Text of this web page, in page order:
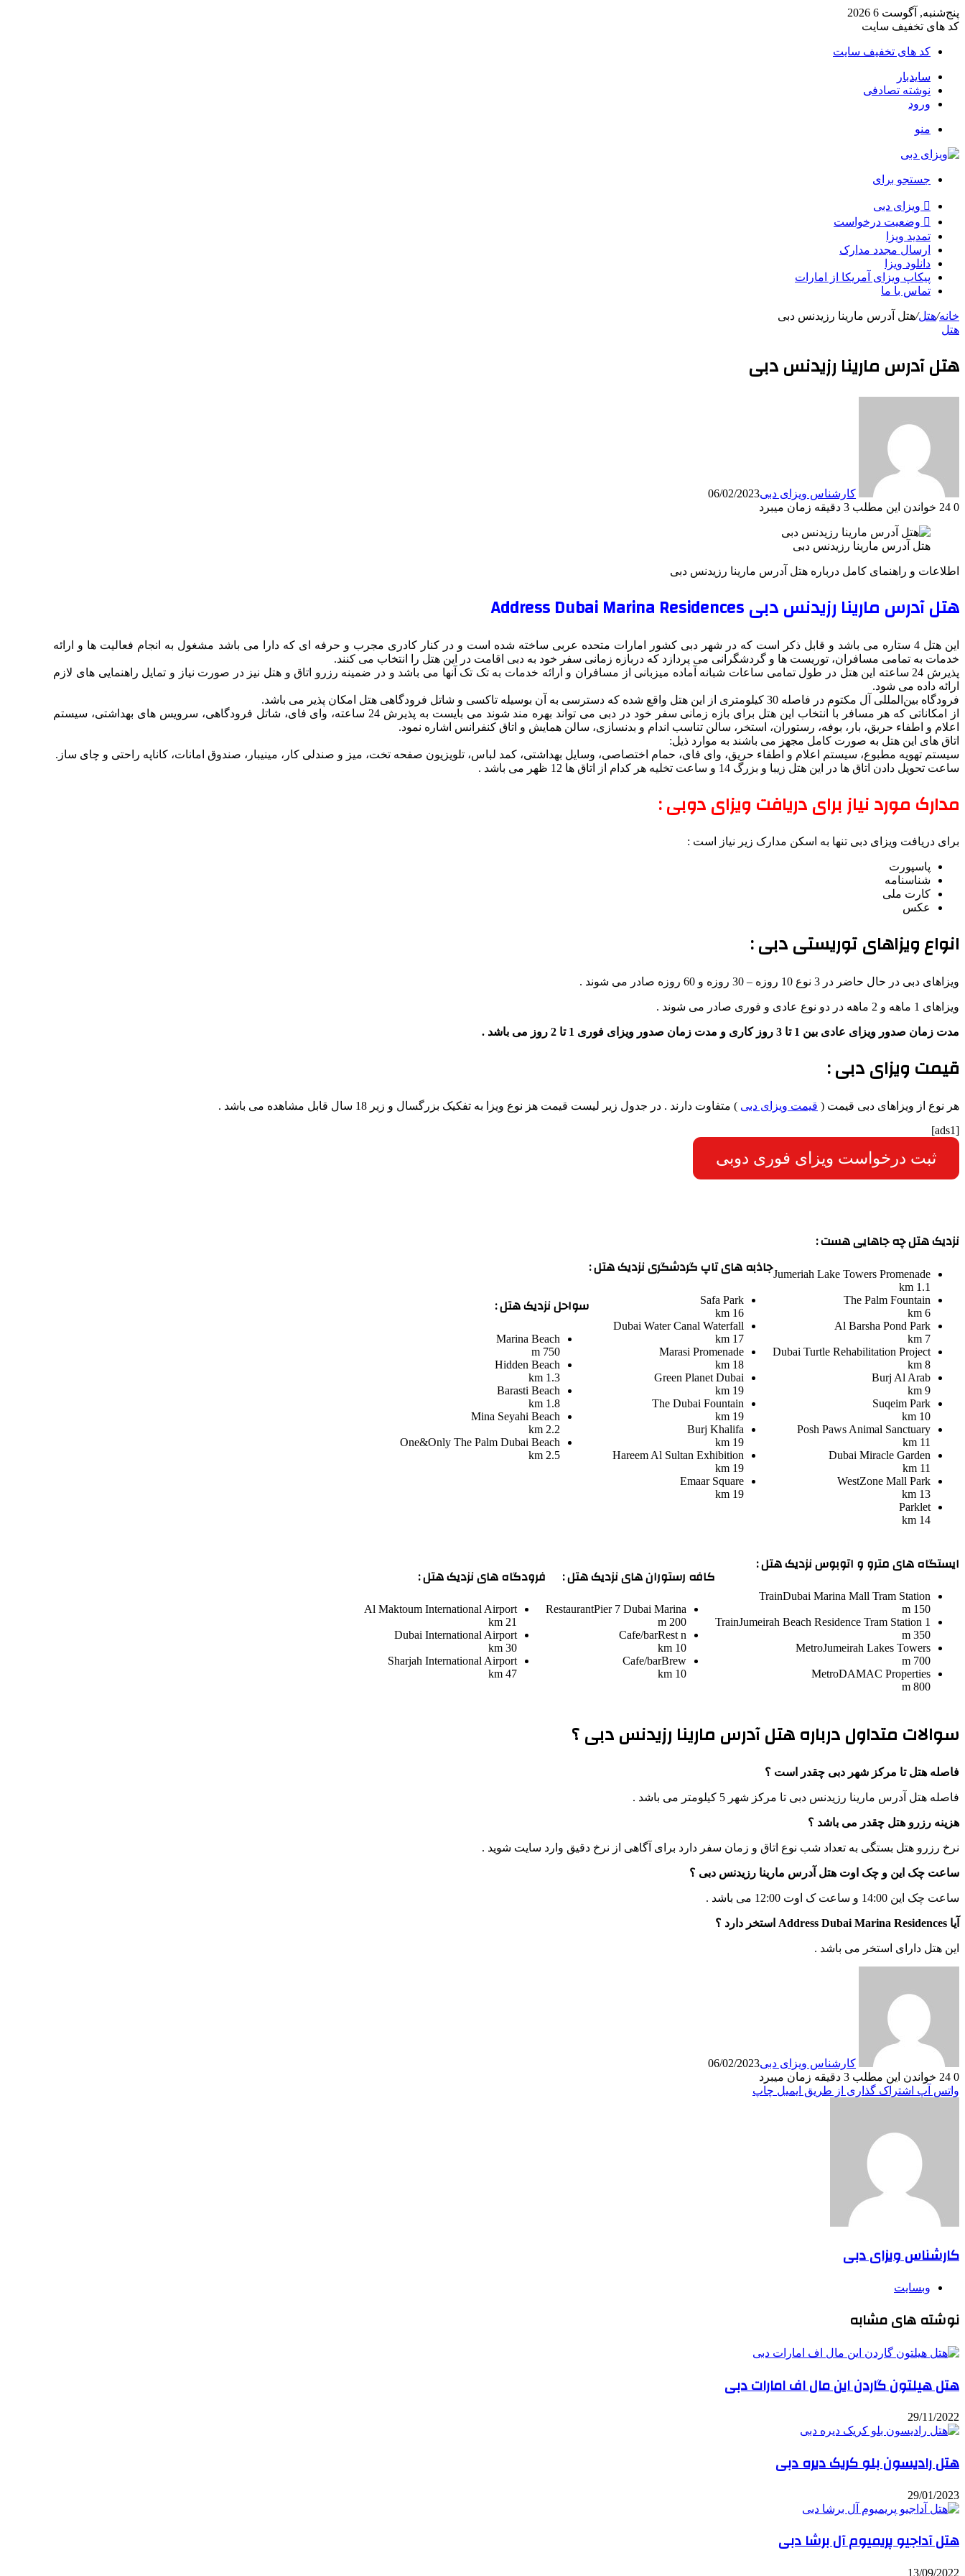
پنج‌شنبه, آگوست 6 2026
کد های تخفیف سایت
کد های تخفیف سایت
سایدبار
نوشته تصادفی
ورود
منو
جستجو برای
ویزای دبی
وضعیت درخواست
تمدید ویزا
ارسال مجدد مدارک
دانلود ویزا
پیکاپ ویزای آمریکا از امارات
تماس با ما
خانه/هتل/هتل آدرس مارینا رزیدنس دبی
هتل
هتل آدرس مارینا رزیدنس دبی
کارشناس ویزای دبی06/02/2023
0
خواندن این مطلب 3 دقیقه زمان میبرد
هتل آدرس مارینا رزیدنس دبی
اطلاعات و راهنمای کامل درباره هتل آدرس مارینا رزیدنس دبی
هتل آدرس مارینا رزیدنس دبی Address Dubai Marina Residences
این هتل 4 ستاره می باشد و قابل ذکر است که در شهر دبی کشور امارات متحده عربی ساخته شده است و در کنار کادری مجرب و حرفه ای که دارا می باشد مشغول به انجام فعالیت ها و ارائه
خدمات به تمامی مسافران، توریست ها و گردشگرانی می پردازد که دربازه زمانی سفر خود به دبی اقامت در این هتل را انتخاب می کنند.
پذیرش 24 ساعته این هتل در طول تمامی ساعات شبانه آماده میزبانی از مسافران و ارائه خدمات به تک تک آنها می باشد و در ضمینه رزرو اتاق و هتل نیز در صورت نیاز و تمایل راهنمایی های لازم
ارائه داده می شود.
فرودگاه بین‌المللی آل مکتوم در فاصله 30 کیلومتری از این هتل واقع شده که دسترسی به آن بوسیله تاکسی و شاتل فرودگاهی هتل امکان پذیر می باشد.
از امکاناتی که هر مسافر با انتخاب این هتل برای بازه زمانی سفر خود در دبی می تواند بهره مند شوند می بایست به پذیرش 24 ساعته، وای فای، شاتل فرودگاهی، سرویس های بهداشتی، سیستم
اعلام و اطفاء حریق، بار، بوفه، رستوران، استخر، سالن تناسب اندام و بدنسازی، سالن همایش و اتاق کنفرانس اشاره نمود.
اتاق های این هتل به صورت کامل مجهز می باشند به موارد ذیل:
سیستم تهویه مطبوع، سیستم اعلام و اطفاء حریق، وای فای، حمام اختصاصی، وسایل بهداشتی، کمد لباس، تلویزیون صفحه تخت، میز و صندلی کار، مینیبار، صندوق امانات، کاناپه راحتی و چای ساز.
ساعت تحویل دادن اتاق ها در این هتل زیبا و بزرگ 14 و ساعت تخلیه هر کدام از اتاق ها 12 ظهر می باشد .
مدارک مورد نیاز برای دریافت ویزای دوبی :
برای دریافت ویزای دبی تنها به اسکن مدارک زیر نیاز است :
پاسپورت
شناسنامه
کارت ملی
عکس
انواع ویزاهای توریستی دبی :
ویزاهای دبی در حال حاضر در 3 نوع 10 روزه – 30 روزه و 60 روزه صادر می شوند .
ویزاهای 1 ماهه و 2 ماهه در دو نوع عادی و فوری صادر می شوند .
مدت زمان صدور ویزای عادی بین 1 تا 3 روز کاری و مدت زمان صدور ویزای فوری 1 تا 2 روز می باشد .
قیمت ویزای دبی :
هر نوع از ویزاهای دبی قیمت ( قیمت ویزای دبی ) متفاوت دارند . در جدول زیر لیست قیمت هز نوع ویزا به تفکیک بزرگسال و زیر 18 سال قابل مشاهده می باشد .
[ads1]
ثبت درخواست ویزای فوری دوبی
نزدیک هتل چه جاهایی هست :
Jumeriah Lake Towers Promenade
1.1 km
The Palm Fountain
6 km
Al Barsha Pond Park
7 km
Dubai Turtle Rehabilitation Project
8 km
Burj Al Arab
9 km
Suqeim Park
10 km
Posh Paws Animal Sanctuary
11 km
Dubai Miracle Garden
11 km
WestZone Mall Park
13 km
Parklet
14 km
جاذبه های تاپ گردشگری نزدیک هتل :
Safa Park
16 km
Dubai Water Canal Waterfall
17 km
Marasi Promenade
18 km
Green Planet Dubai
19 km
The Dubai Fountain
19 km
Burj Khalifa
19 km
Hareem Al Sultan Exhibition
19 km
Emaar Square
19 km
سواحل نزدیک هتل :
Marina Beach
750 m
Hidden Beach
1.3 km
Barasti Beach
1.8 km
Mina Seyahi Beach
2.2 km
One&Only The Palm Dubai Beach
2.5 km
ایستگاه های مترو و اتوبوس نزدیک هتل :
TrainDubai Marina Mall Tram Station
150 m
TrainJumeirah Beach Residence Tram Station 1
350 m
MetroJumeirah Lakes Towers
700 m
MetroDAMAC Properties
800 m
کافه رستوران های نزدیک هتل :
RestaurantPier 7 Dubai Marina
200 m
Cafe/barRest n
10 km
Cafe/barBrew
10 km
فرودگاه های نزدیک هتل :
Al Maktoum International Airport
21 km
Dubai International Airport
30 km
Sharjah International Airport
47 km
سوالات متداول درباره هتل آدرس مارینا رزیدنس دبی ؟
فاصله هتل تا مرکز شهر دبی چقدر است ؟
فاصله هتل آدرس مارینا رزیدنس دبی تا مرکز شهر 5 کیلومتر می باشد .
هزینه رزرو هتل چقدر می باشد ؟
نرخ رزرو هتل بستگی به تعداد شب نوع اتاق و زمان سفر دارد برای آگاهی از نرخ دقیق وارد سایت شوید .
ساعت چک این و چک اوت هتل آدرس مارینا رزیدنس دبی ؟
ساعت چک این 14:00 و ساعت ک اوت 12:00 می باشد .
آیا Address Dubai Marina Residences استخر دارد ؟
این هتل دارای استخر می باشد .
کارشناس ویزای دبی06/02/2023
0
خواندن این مطلب 3 دقیقه زمان میبرد
واتس آپ اشتراک گذاری از طریق ایمیل چاپ
کارشناس ویزای دبی
وبسایت
نوشته های مشابه
هتل هیلتون گاردن این مال اف امارات دبی
29/11/2022
هتل رادیسون بلو کریک دیره دبی
29/01/2023
هتل آداجیو پریمیوم آل برشا دبی
13/09/2022